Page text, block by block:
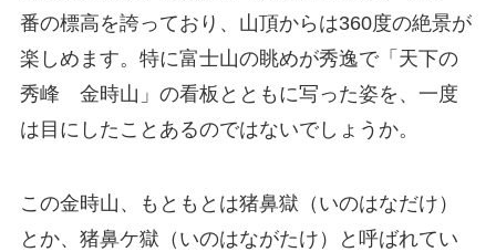
番の標高を誇っており、山頂からは360度の絶景が
楽しめます。特に富士山の眺めが秀逸で「天下の
秀峰 金時山」の看板とともに写った姿を、一度
は目にしたことあるのではないでしょうか。
この金時山、もともとは猪鼻獄（いのはなだけ）
とか、猪鼻ケ獄（いのはながたけ）と呼ばれてい